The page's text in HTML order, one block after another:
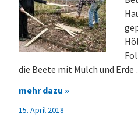
die Beete mit Mulch und
mehr dazu »
15. April 2018